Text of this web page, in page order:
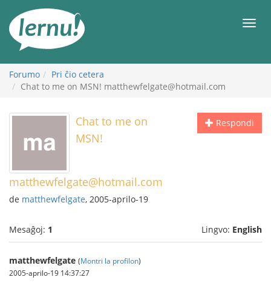
enhavo
Forumo
Pri ĉio cetera
Chat to me on MSN! matthewfelgate@hotmail.com
Respondi
Chat to me on
MSN!
matthewfelgate@hotmail.com
de matthewfelgate, 2005-aprilo-19
Mesaĝoj: 1 Lingvo: English
matthewfelgate (Montri la profilon)
2005-aprilo-19 14:37:27